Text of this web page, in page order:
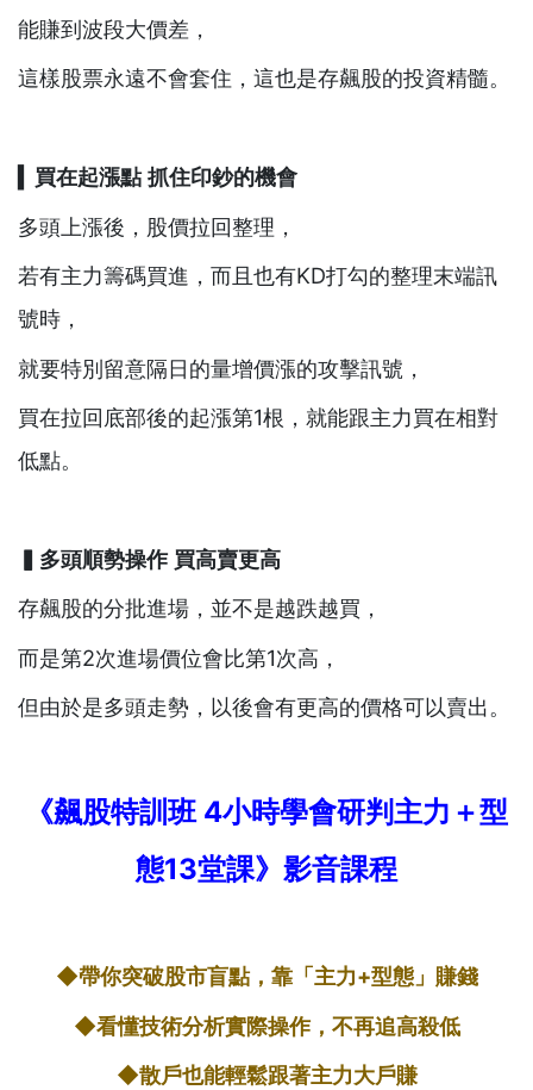
能賺到波段大價差，
這樣股票永遠不會套住，這也是存飆股的投資精髓。
買在起漲點 抓住印鈔的機會
多頭上漲後，股價拉回整理，
若有主力籌碼買進，而且也有KD打勾的整理末端訊
號時，
就要特別留意隔日的量增價漲的攻擊訊號，
買在拉回底部後的起漲第1根，就能跟主力買在相對
低點。
▍ 多頭順勢操作 買高賣更高
存飆股的分批進場，並不是越跌越買，
而是第2次進場價位會比第1次高，
但由於是多頭走勢，以後會有更高的價格可以賣出。
《飆股特訓班 4小時學會研判主力＋型
態13堂課》影音課程
◆帶你突破股市盲點，靠「主力+型態」賺錢
◆看懂技術分析實際操作，不再追高殺低
◆散戶也能輕鬆跟著主力大戶賺